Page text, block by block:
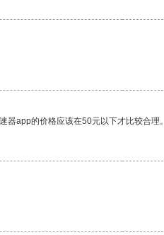
app的价格应该在50元以下才比较合理。